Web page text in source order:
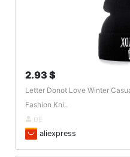
2.93 $
Letter Donot Love Winter
Fashion Kni..
DE
aliexpress